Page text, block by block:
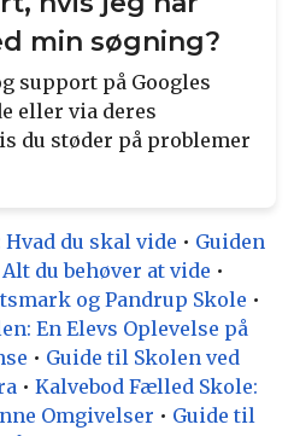
min søgning?
support på Googles
eller via deres
du støder på problemer
Hvad du skal vide • Guiden
du behøver at vide •
og Pandrup Skole •
En Elevs Oplevelse på
• Guide til Skolen ved
• Kalvebod Fælled Skole:
Omgivelser • Guide til